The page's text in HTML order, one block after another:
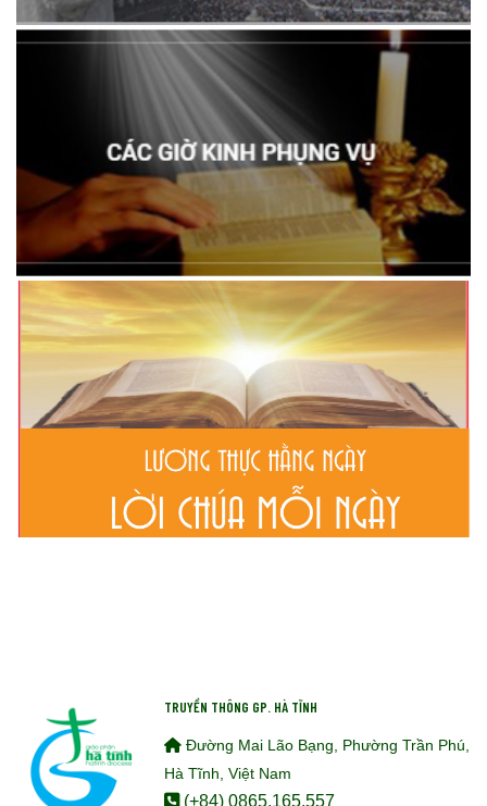
TRUYỀN THÔNG GP. HÀ TĨNH
Đường Mai Lão Bạng, Phường Trần Phú,
Hà Tĩnh, Việt Nam
(+84) 0865.165.557